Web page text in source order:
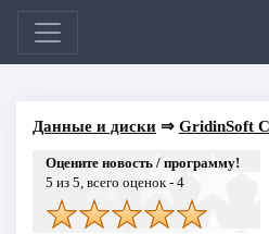
Данные и диски⇒ GridinSoft
Оцените новость / программу!
5 из 5, всего оценок - 4